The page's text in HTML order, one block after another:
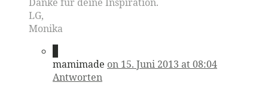
LG,
Monika
mamimade on 15. Juni 2013 at 08:04
Antworten